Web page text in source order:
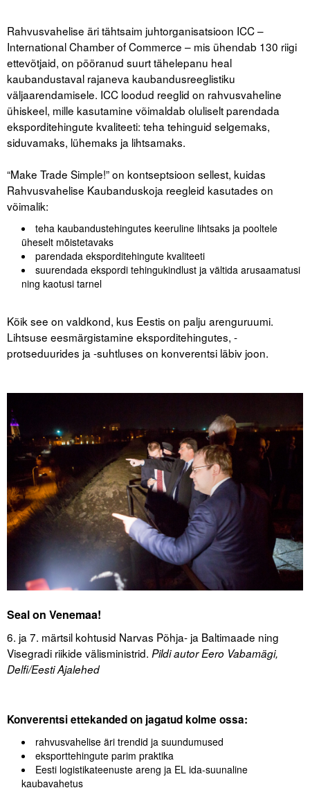
Rahvusvahelise äri tähtsaim juhtorganisatsioon ICC –
International Chamber of Commerce – mis ühendab 130 riigi
ettevõtjaid, on pööranud suurt tähelepanu heal
kaubandustaval rajaneva kaubandusreeglistiku
väljaarendamisele. ICC loodud reeglid on rahvusvaheline
ühiskeel, mille kasutamine võimaldab oluliselt parendada
eksporditehingute kvaliteeti: teha tehinguid selgemaks,
siduvamaks, lühemaks ja lihtsamaks.
“Make Trade Simple!” on kontseptsioon sellest, kuidas
Rahvusvahelise Kaubanduskoja reegleid kasutades on
võimalik:
teha kaubandustehingutes keeruline lihtsaks ja pooltele
üheselt mõistetavaks
parendada eksporditehingute kvaliteeti
suurendada ekspordi tehingukindlust ja vältida arusaamatusi
ning kaotusi tarnel
Kõik see on valdkond, kus Eestis on palju arenguruumi.
Lihtsuse eesmärgistamine eksporditehingutes, -
protseduurides ja -suhtluses on konverentsi läbiv joon.
Seal on Venemaa!
6. ja 7. märtsil kohtusid Narvas Põhja- ja Baltimaade ning
Visegradi riikide välisministrid. Pildi autor Eero Vabamägi,
Delfi/Eesti Ajalehed
Konverentsi ettekanded on jagatud kolme ossa:
rahvusvahelise äri trendid ja suundumused
eksporttehingute parim praktika
Eesti logistikateenuste areng ja EL ida-suunaline
kaubavahetus